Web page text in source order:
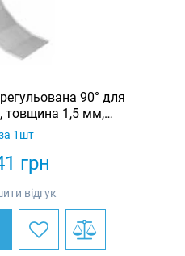
90° для
товщина 1,5 мм,
Eurotray
грн
1шт
відгук